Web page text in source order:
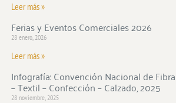
Leer más »
Ferias y Eventos Comerciales 2026
28 enero, 2026
Leer más »
Infografía: Convención Nacional de Fibra
– Textil – Confección – Calzado, 2025
28 noviembre, 2025